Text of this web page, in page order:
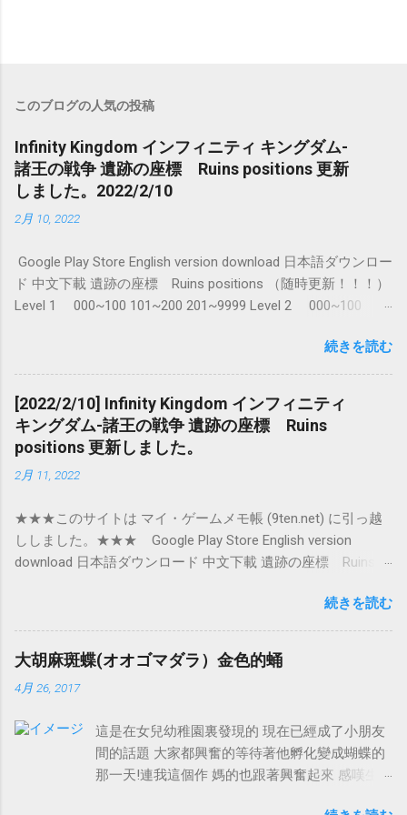
このブログの人気の投稿
Infinity Kingdom インフィニティ キングダム-
諸王の戦争 遺跡の座標 Ruins positions 更新
しました。2022/2/10
2月 10, 2022
Google Play Store English version download 日本語ダウンロー
ド 中文下載 遺跡の座標 Ruins positions （随時更新！！！）
Level 1 000~100 101~200 201~9999 Level 2 000~100
続きを読む
[2022/2/10] Infinity Kingdom インフィニティ
キングダム-諸王の戦争 遺跡の座標 Ruins
positions 更新しました。
2月 11, 2022
★★★このサイトは マイ・ゲームメモ帳 (9ten.net) に引っ越
ししました。★★★ Google Play Store English version
download 日本語ダウンロード 中文下載 遺跡の座標 Ruins
201~9999 Level 2 000~100 101~200 201~300 301~9999
Level 3 0-9999 他の攻略： マイ・ゲームメモ帳: 城の外のや
ること！！！ Infinity Kingdom インフィニティ キングダム-
諸王の戦争！！！ Infinity Kingdom インフィニティ キングダ
ム-諸王の戦争 (9ten.net) マイ・ゲームメモ帳: 慌てて兵隊を作
フィニティ キングダム-諸王の戦争 (9ten.net)
続きを読む
大胡麻斑蝶(オオゴマダラ）金色的蛹
4月 26, 2017
這是在女兒幼稚園裏發現的 現在已經成了小朋友
間的話題 大家都興奮的等待著他孵化變成蝴蝶的
那一天!連我這個作 媽的也跟著興奮起來 感嘆生